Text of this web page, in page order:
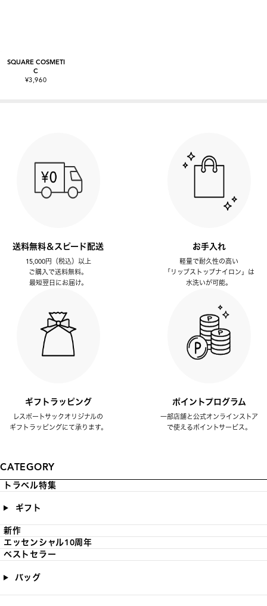
SQUARE COSMETI
C
¥3,960
送料無料＆スピード配送
15,000円（税込）以上
ご購入で送料無料。
最短翌日にお届け。
お手入れ
軽量で耐久性の高い
「リップストップナイロン」は
水洗いが可能。
ギフトラッピング
レスポートサックオリジナルの
ギフトラッピングにて承ります。
ポイントプログラム
一部店舗と公式オンラインストア
で使えるポイントサービス。
CATEGORY
トラベル特集
ギフト
新作
エッセンシャル10周年
ベストセラー
バッグ